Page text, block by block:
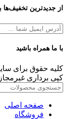
از جدیدترین تخفیف‌ها
با ما همراه باشید
کلیه حقوق برای
کپی برداری
صفحه اصلی
فروشگاه